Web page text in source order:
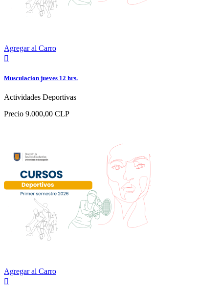
Agregar al Carro

Musculacion jueves 12 hrs.
Actividades Deportivas
Precio 9.000,00 CLP
Agregar al Carro
